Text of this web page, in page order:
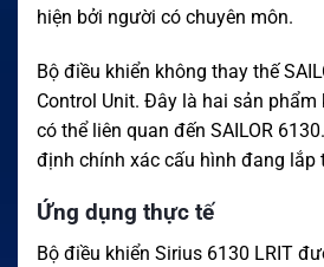
hiện bởi người có chuyên môn.
Bộ điều khiển không thay thế
Control Unit. Đây là hai sản phẩm
có thể liên quan đến SAILOR
định chính xác cấu hình đang lắp
Ứng dụng thực tế
Bộ điều khiển Sirius 6130 LRIT